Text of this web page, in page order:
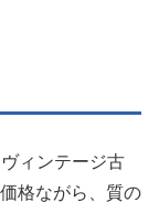
ィンテージ古
格ながら、質の